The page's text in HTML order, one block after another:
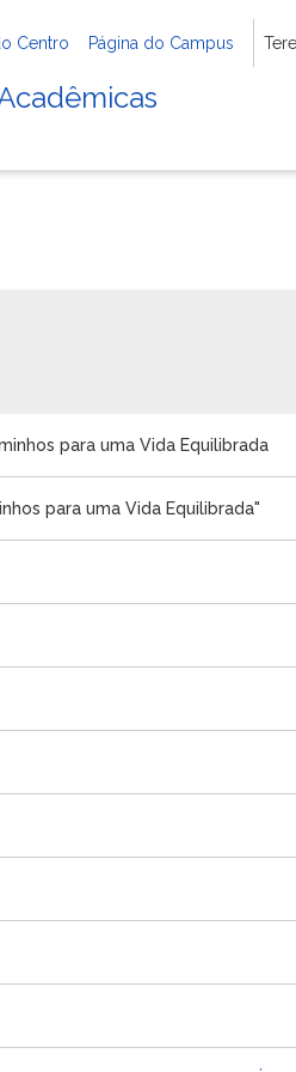
Centro Página do Campus
para uma Vida Equilibrada
para uma Vida Equilibrada"